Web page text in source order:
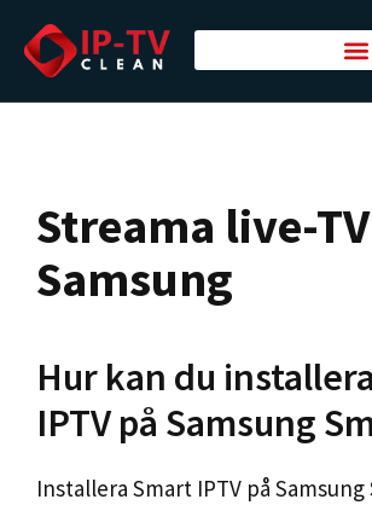
Streama live-
Samsung
Hur kan du
IPTV på Samsung
Installera Smart IPTV på Samsung